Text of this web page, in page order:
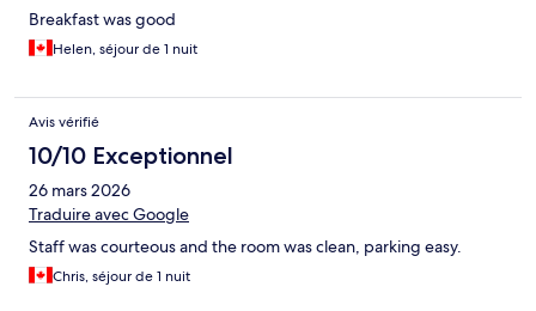
Breakfast was good
Helen, séjour de 1 nuit
Avis vérifié
10/10 Exceptionnel
26 mars 2026
Traduire avec Google
Staff was courteous and the room was clean, parking easy.
Chris, séjour de 1 nuit